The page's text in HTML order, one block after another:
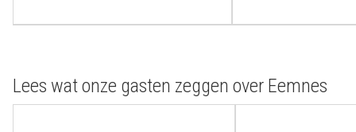
Lees wat onze gasten zeggen over Eemnes